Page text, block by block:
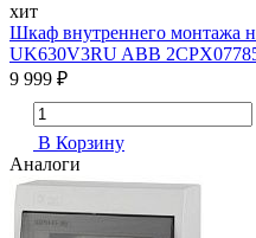
хит
Шкаф внутреннего монтажа
UK630V3RU ABB
9 999 ₽
В Корзину
Аналоги